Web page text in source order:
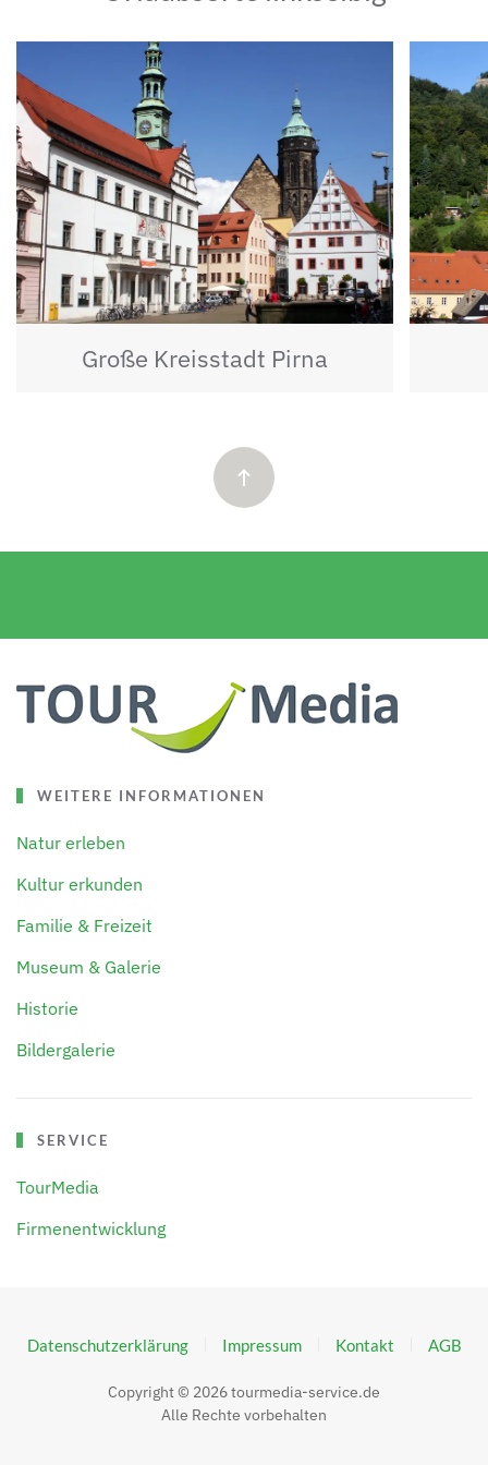
Große Kreisstadt Pirna
WEITERE INFORMATIONEN
Natur erleben
Kultur erkunden
Familie & Freizeit
Museum & Galerie
Historie
Bildergalerie
SERVICE
TourMedia
Firmenentwicklung
Datenschutzerklärung Impressum Kontakt AGB
Copyright © 2026tourmedia-service.de
Alle Rechte vorbehalten